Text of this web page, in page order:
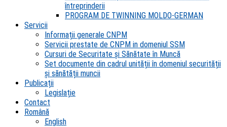
întreprinderii
PROGRAM DE TWINNING MOLDO-GERMAN
Servicii
Informații generale CNPM
Servicii prestate de CNPM in domeniul SSM
Cursuri de Securitate și Sănătate în Muncă
Set documente din cadrul unității în domeniul securității
și sănătății muncii
Publicații
Legislație
Contact
Română
English